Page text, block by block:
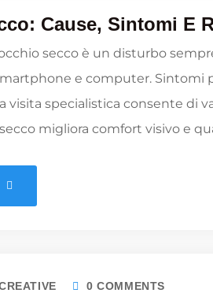
Cause, Sintomi E
secco è un disturbo
e computer. Sintomi
visita specialistica consente di
secco migliora comfort visivo e
0 COMMENTS